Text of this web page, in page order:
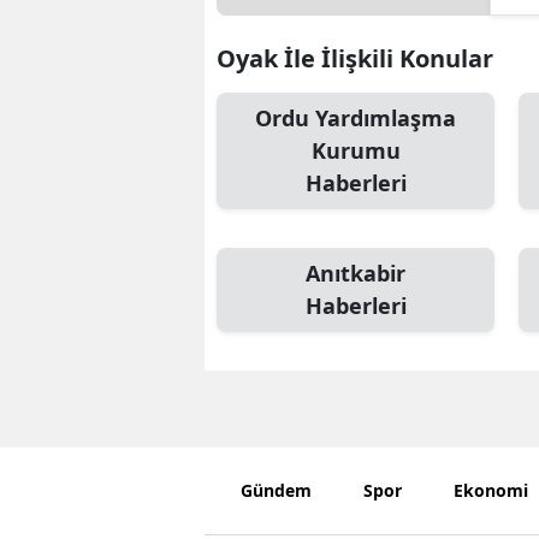
Oyak İle İlişkili Konular
Ordu Yardımlaşma
Kurumu
Haberleri
Anıtkabir
Haberleri
Gündem Spor Ekonomi